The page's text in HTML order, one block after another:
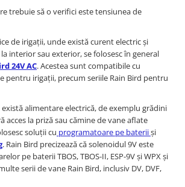
trebuie să o verifici este tensiunea de
de irigații, unde există curent electric și
interior sau exterior, se folosesc în general
24V AC. Acestea sunt compatibile cu
pentru irigații, precum seriile Rain Bird pentru
alimentare electrică, de exemplu grădini
acces la priză sau cămine de vane aflate
soluții cu programatoare pe bateriiși
. Rain Bird precizează că solenoidul 9V este
pe baterii TBOS, TBOS-II, ESP-9V și WPX și
serii de vane Rain Bird, inclusiv DV, DVF,